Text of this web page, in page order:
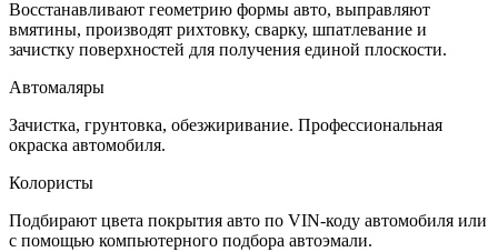
Восстанавливают геометрию формы авто, выправляют
вмятины, производят рихтовку, сварку, шпатлевание и
зачистку поверхностей для получения единой плоскости.
Автомаляры
Зачистка, грунтовка, обезжиривание. Профессиональная
окраска автомобиля.
Колористы
Подбирают цвета покрытия авто по VIN-коду автомобиля или
с помощью компьютерного подбора автоэмали.